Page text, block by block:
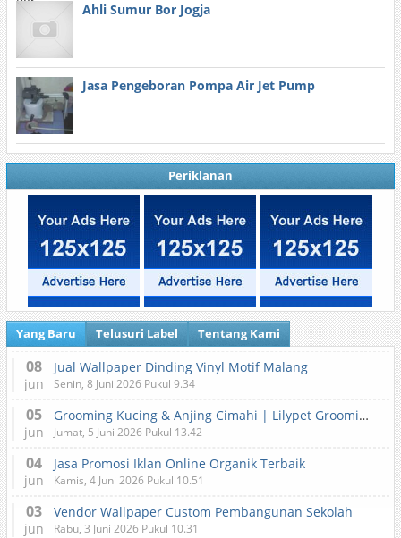
Ahli Sumur Bor Jogja
Jasa Pengeboran Pompa Air Jet Pump
Periklanan
Yang Baru Telusuri Label Tentang Kami
08
jun
Jual Wallpaper Dinding Vinyl Motif Malang
Senin, 8 Juni 2026 Pukul 9.34
05
jun
Grooming Kucing & Anjing Cimahi | Lilypet Grooming & Pet Hotel
Jumat, 5 Juni 2026 Pukul 13.42
04
jun
Jasa Promosi Iklan Online Organik Terbaik
Kamis, 4 Juni 2026 Pukul 10.51
03
jun
Vendor Wallpaper Custom Pembangunan Sekolah
Rabu, 3 Juni 2026 Pukul 10.31